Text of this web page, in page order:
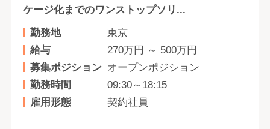
ケージ化までのワンストップソリ...
勤務地
東京
給与
270万円 ～ 500万円
募集ポジション オープンポジション
勤務時間
09:30～18:15
雇用形態
契約社員